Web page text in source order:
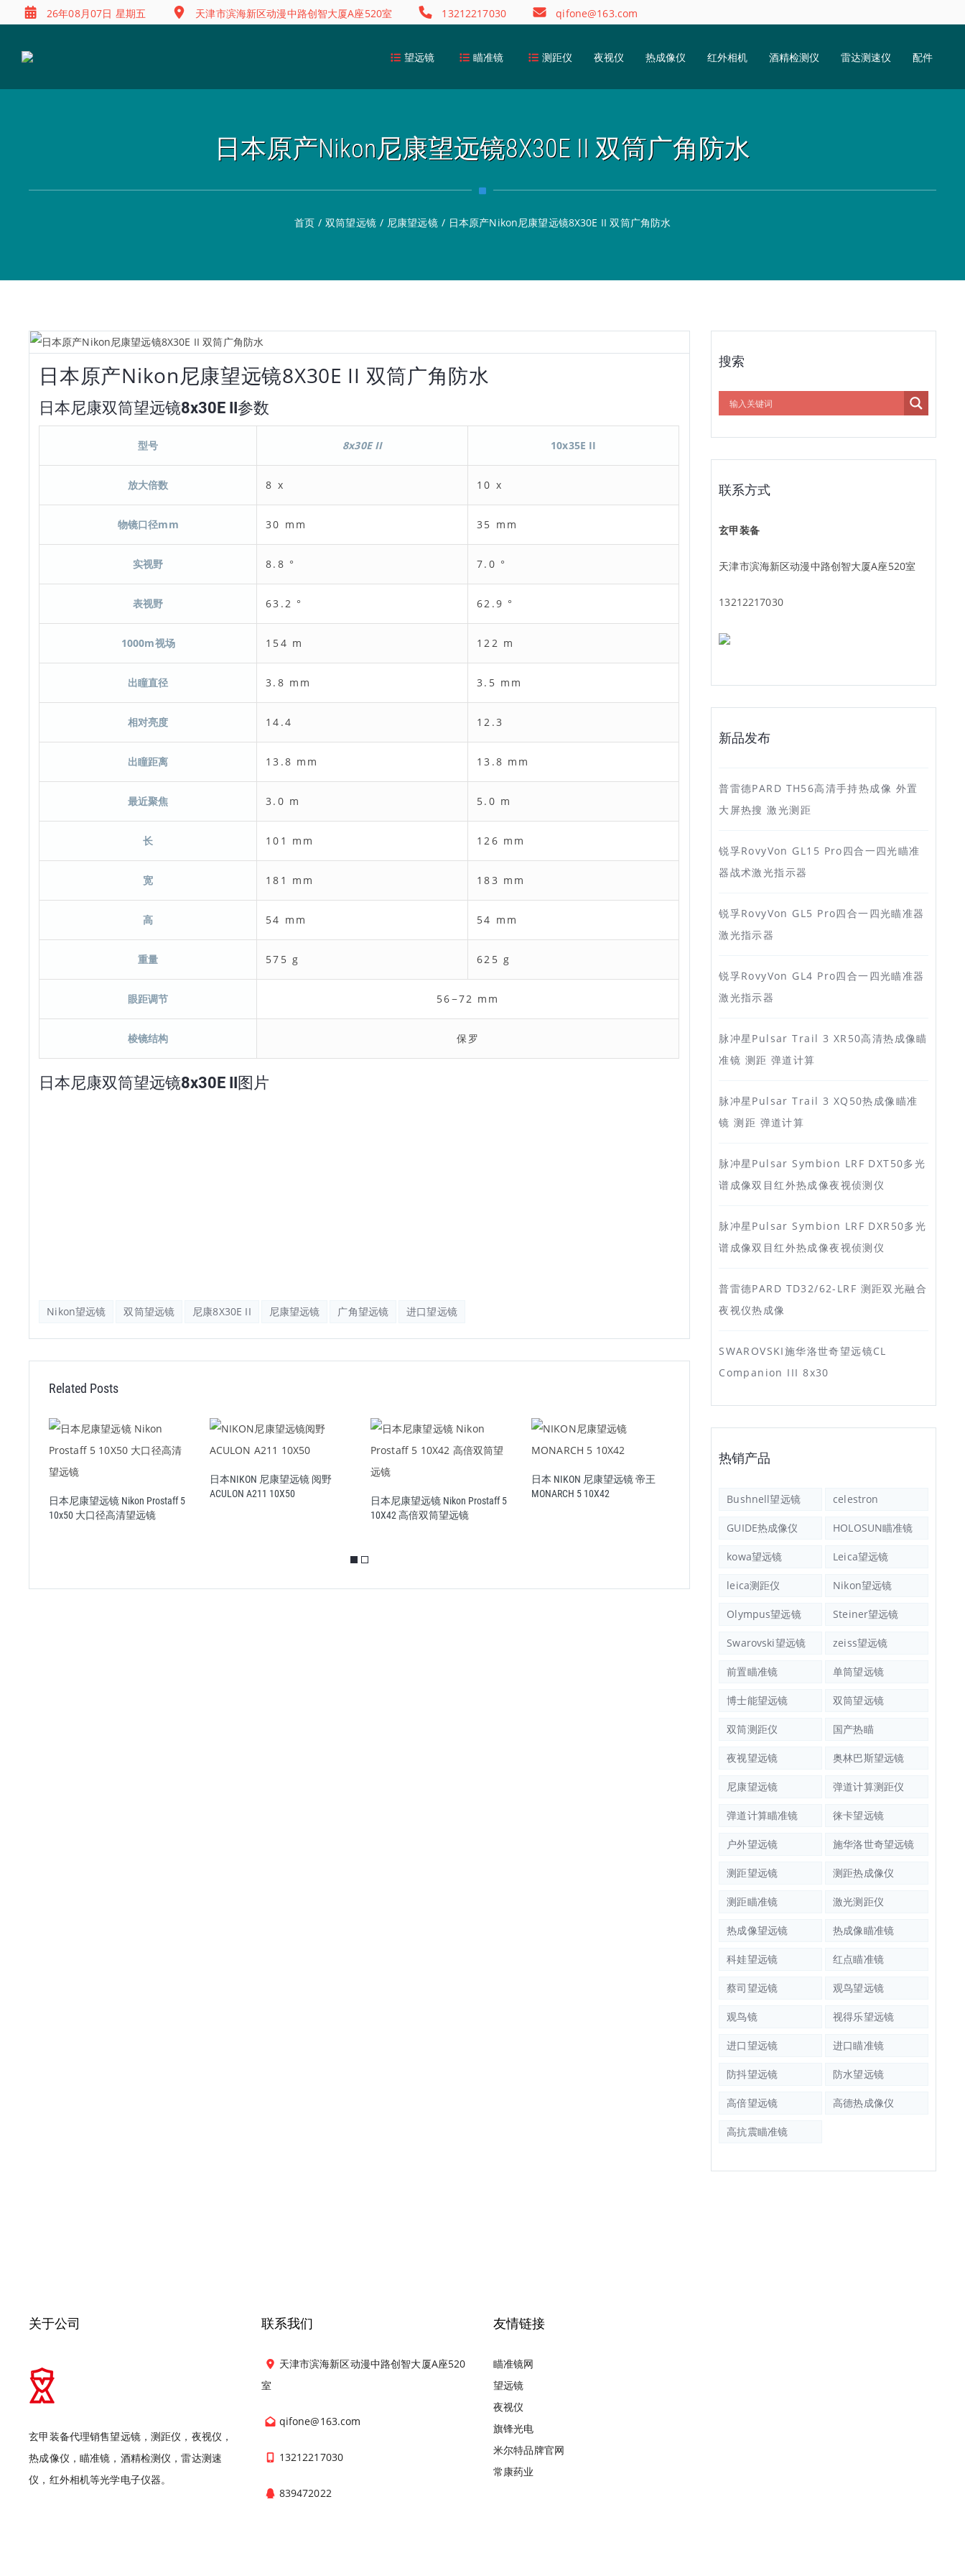
26年08月07日 星期五 天津市滨海新区动漫中路创智大厦A座520室 13212217030 qifone@163.com
望远镜 瞄准镜 测距仪 夜视仪 热成像仪 红外相机 酒精检测仪 雷达测速仪 配件
日本原产Nikon尼康望远镜8X30E II 双筒广角防水
首页 / 双筒望远镜 / 尼康望远镜 / 日本原产Nikon尼康望远镜8X30E II 双筒广角防水
日本原产Nikon尼康望远镜8X30E II 双筒广角防水
日本尼康双筒望远镜8x30E II参数
型号 8x30E II 10x35E II
放大倍数 8 x 10 x
物镜口径mm 30 mm 35 mm
实视野 8.8 ° 7.0 °
表视野 63.2 ° 62.9 °
1000m视场 154 m 122 m
出瞳直径 3.8 mm 3.5 mm
相对亮度 14.4 12.3
出瞳距离 13.8 mm 13.8 mm
最近聚焦 3.0 m 5.0 m
长 101 mm 126 mm
宽 181 mm 183 mm
高 54 mm 54 mm
重量 575 g 625 g
眼距调节 56−72 mm
棱镜结构 保罗
日本尼康双筒望远镜8x30E II图片
Nikon望远镜 双筒望远镜 尼康8X30E II 尼康望远镜 广角望远镜 进口望远镜
Related Posts
日本尼康望远镜 Nikon Prostaff 5
10x50 大口径高清望远镜
日本NIKON 尼康望远镜 阅野
ACULON A211 10X50
日本尼康望远镜 Nikon Prostaff 5
10X42 高倍双筒望远镜
日本 NIKON 尼康望远镜 帝王
MONARCH 5 10X42
ACULON A211 10-22X50
HG 10x42 双筒望远镜
搜索
联系方式
玄甲装备
天津市滨海新区动漫中路创智大厦A座520室
13212217030
新品发布
普雷德PARD TH56高清手持热成像 外置
大屏热搜 激光测距
锐孚RovyVon GL15 Pro四合一四光瞄准
器战术激光指示器
锐孚RovyVon GL5 Pro四合一四光瞄准器
激光指示器
锐孚RovyVon GL4 Pro四合一四光瞄准器
激光指示器
脉冲星Pulsar Trail 3 XR50高清热成像瞄
准镜 测距 弹道计算
脉冲星Pulsar Trail 3 XQ50热成像瞄准
镜 测距 弹道计算
脉冲星Pulsar Symbion LRF DXT50多光
谱成像双目红外热成像夜视侦测仪
脉冲星Pulsar Symbion LRF DXR50多光
谱成像双目红外热成像夜视侦测仪
普雷德PARD TD32/62-LRF 测距双光融合
夜视仪热成像
SWAROVSKI施华洛世奇望远镜CL
Companion III 8x30
热销产品
Bushnell望远镜 celestron
GUIDE热成像仪 HOLOSUN瞄准镜
kowa望远镜 Leica望远镜
leica测距仪 Nikon望远镜
Olympus望远镜 Steiner望远镜
Swarovski望远镜 zeiss望远镜
前置瞄准镜 单筒望远镜
博士能望远镜 双筒望远镜
双筒测距仪 国产热瞄
夜视望远镜 奥林巴斯望远镜
尼康望远镜 弹道计算测距仪
弹道计算瞄准镜 徕卡望远镜
户外望远镜 施华洛世奇望远镜
测距望远镜 测距热成像仪
测距瞄准镜 激光测距仪
热成像望远镜 热成像瞄准镜
科娃望远镜 红点瞄准镜
蔡司望远镜 观鸟望远镜
观鸟镜 视得乐望远镜
进口望远镜 进口瞄准镜
防抖望远镜 防水望远镜
高倍望远镜 高德热成像仪
高抗震瞄准镜
关于公司
玄甲装备代理销售望远镜，测距仪，夜视仪，
热成像仪，瞄准镜，酒精检测仪，雷达测速
仪，红外相机等光学电子仪器。
联系我们
天津市滨海新区动漫中路创智大厦A座520
室
qifone@163.com
13212217030
839472022
友情链接
瞄准镜网
望远镜
夜视仪
旗锋光电
米尔特品牌官网
常康药业